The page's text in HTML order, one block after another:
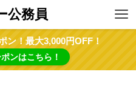
公務員
ン！最大3,000円OFF！
ンはこちら！